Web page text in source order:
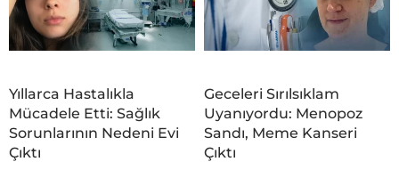
Yıllarca Hastalıkla
Mücadele Etti: Sağlık
Sorunlarının Nedeni Evi
Çıktı
Geceleri Sırılsıklam
Uyanıyordu: Menopoz
Sandı, Meme Kanseri
Çıktı